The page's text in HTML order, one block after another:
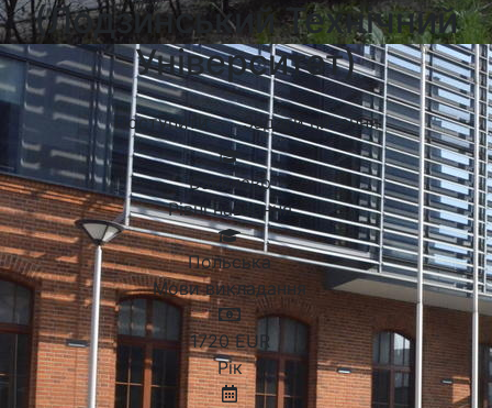
(Лодзинський Технічний
Університет)
Поступити Задати питання
Бакалавр
Рівні навчання
Польська
Мови викладання
1720 EUR
Рік